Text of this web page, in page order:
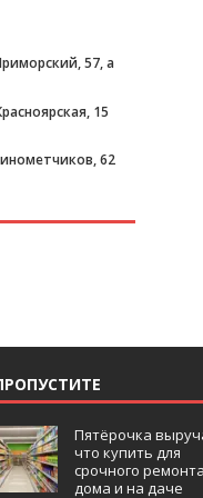
57, а
15
62
Пятёрочка
что купить для
срочного
дома и на даче